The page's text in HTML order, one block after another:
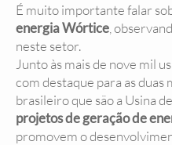
É muito importante falar
energia Wórtice ,
neste setor.
Junto às mais de nove mil
com destaque para as
brasileiro que são a Usina
projetos de geração de
promovem o